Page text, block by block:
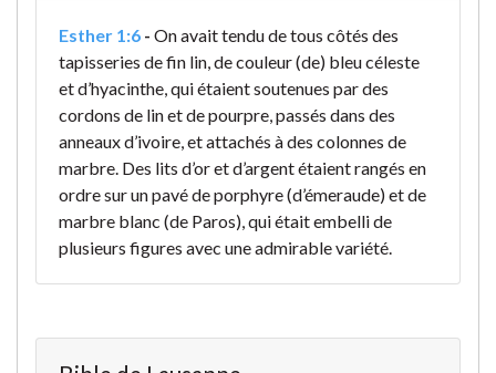
Esther 1:6 - On avait tendu de tous côtés des
tapisseries de fin lin, de couleur (de) bleu céleste
et d’hyacinthe, qui étaient soutenues par des
cordons de lin et de pourpre, passés dans des
anneaux d’ivoire, et attachés à des colonnes de
marbre. Des lits d’or et d’argent étaient rangés en
ordre sur un pavé de porphyre (d’émeraude) et de
marbre blanc (de Paros), qui était embelli de
plusieurs figures avec une admirable variété.